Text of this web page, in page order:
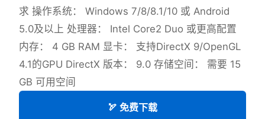
求 操作系统： Windows 7/8/8.1/10 或 Android
5.0及以上 处理器： Intel Core2 Duo 或更高配置
内存： 4 GB RAM 显卡： 支持DirectX 9/OpenGL
4.1的GPU DirectX 版本： 9.0 存储空间： 需要 15
GB 可用空间
🏹 免费下载